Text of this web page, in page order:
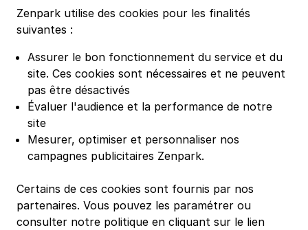
+ Abonnements disponibles
Lille - Caulier - Dr Jenner
59800
4,3 (49 avis)
1,50 €/heure ,15 €/jour,45 €/semaine(tarifs dégressifs)
Réserver
Parking Groupama Stadium
Parking Vélodrome
Parking Bercy
Parking La Défense Arena
Parking Les 4 temps
Parking Nation
Parking Porte de Versailles
Parking Lille Grand Palais
Parking Casino Barrière Lille
Zenpark utilise des cookies pour les finalités
suivantes :
Assurer le bon fonctionnement du service et du
site. Ces cookies sont nécessaires et ne peuvent
pas être désactivés
Évaluer l'audience et la performance de notre
site
Mesurer, optimiser et personnaliser nos
campagnes publicitaires Zenpark.
Certains de ces cookies sont fournis par nos
partenaires. Vous pouvez les paramétrer ou
consulter notre politique en cliquant sur le lien